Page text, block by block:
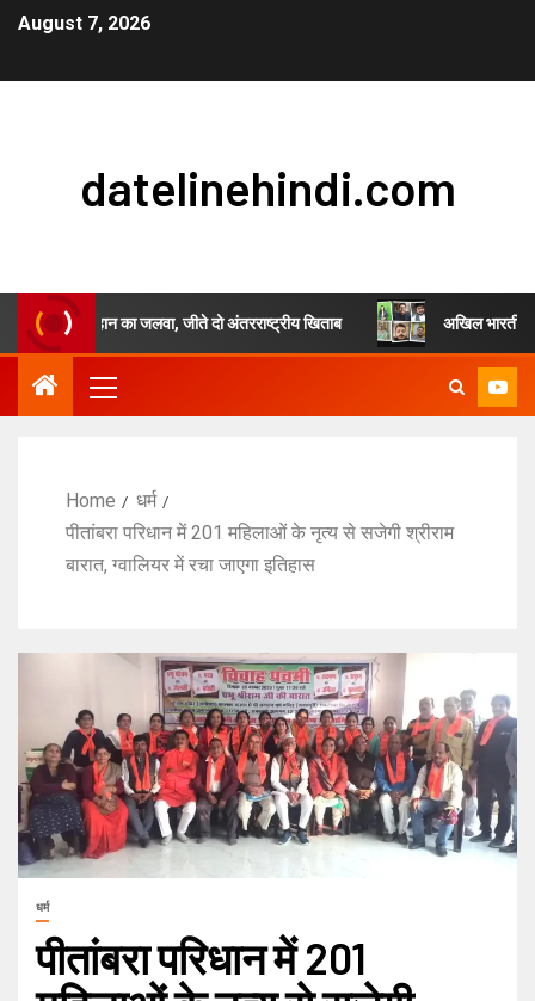
August 7, 2026
datelinehindi.com
चौहान का जलवा, जीते दो अंतरराष्ट्रीय खिताब अखिल भारतीय स्वर्णकार
Home
धर्म
पीतांबरा परिधान में 201 महिलाओं के नृत्य से सजेगी श्रीराम
बारात, ग्वालियर में रचा जाएगा इतिहास
धर्म
पीतांबरा परिधान में 201